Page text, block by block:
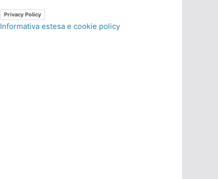
Privacy Policy
Informativa estesa e cookie policy